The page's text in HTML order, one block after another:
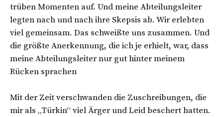
trüben Momenten auf. Und meine Abteilungsleiter
legten nach und nach ihre Skepsis ab. Wir erlebten
viel gemeinsam. Das schweißte uns zusammen. Und
die größte Anerkennung, die ich je erhielt, war, dass
meine Abteilungsleiter nur gut hinter meinem
Rücken sprachen
Mit der Zeit verschwanden die Zuschreibungen, die
mir als „Türkin“ viel Ärger und Leid beschert hatten.